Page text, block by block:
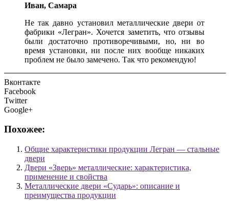
Иван, Самара
Не так давно установил металлические двери от
фабрики «Легран». Хочется заметить, что отзывы
были достаточно противоречивыми, но, ни во
время установки, ни после них вообще никаких
проблем не было замечено. Так что рекомендую!
Вконтакте
Facebook
Twitter
Google+
Похожее:
Общие характеристики продукции Легран — стальные
двери
Двери «Зверь» металлические: характеристика,
применение и свойства
Металлические двери «Сударь»: описание и
преимущества продукции